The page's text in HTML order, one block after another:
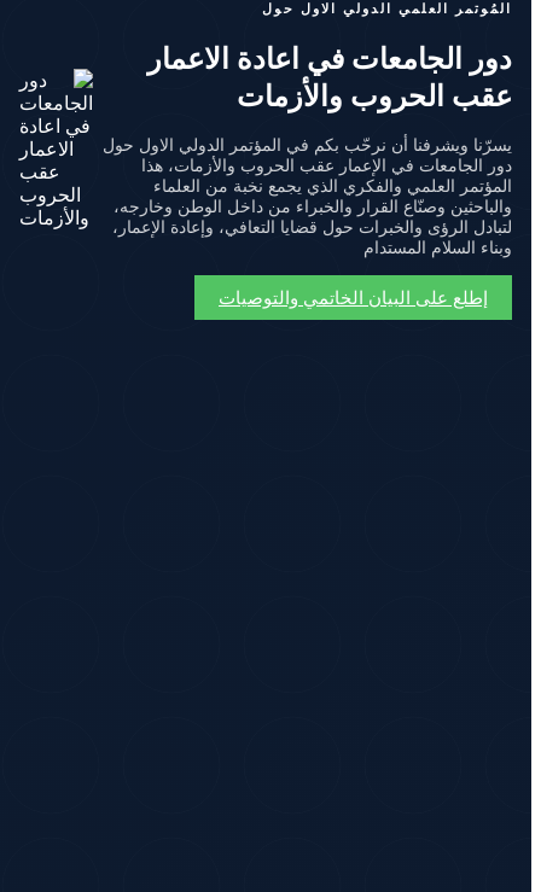
المُوتمر العلمي الدولي الاول حول
دور الجامعات في اعادة الاعمار
عقب الحروب والأزمات
يسرّنا ويشرفنا أن نرحّب بكم في المؤتمر الدولي الاول حول
دور الجامعات في الإعمار عقب الحروب والأزمات، هذا
المؤتمر العلمي والفكري الذي يجمع نخبة من العلماء
والباحثين وصنّاع القرار والخبراء من داخل الوطن وخارجه،
لتبادل الرؤى والخبرات حول قضايا التعافي، وإعادة الإعمار،
وبناء السلام المستدام
إطلع على البيان الخاتمي والتوصيات